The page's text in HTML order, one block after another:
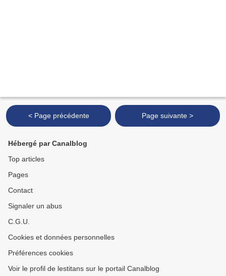
< Page précédente Page suivante >
Hébergé par Canalblog
Top articles
Pages
Contact
Signaler un abus
C.G.U.
Cookies et données personnelles
Préférences cookies
Voir le profil de lestitans sur le portail Canalblog